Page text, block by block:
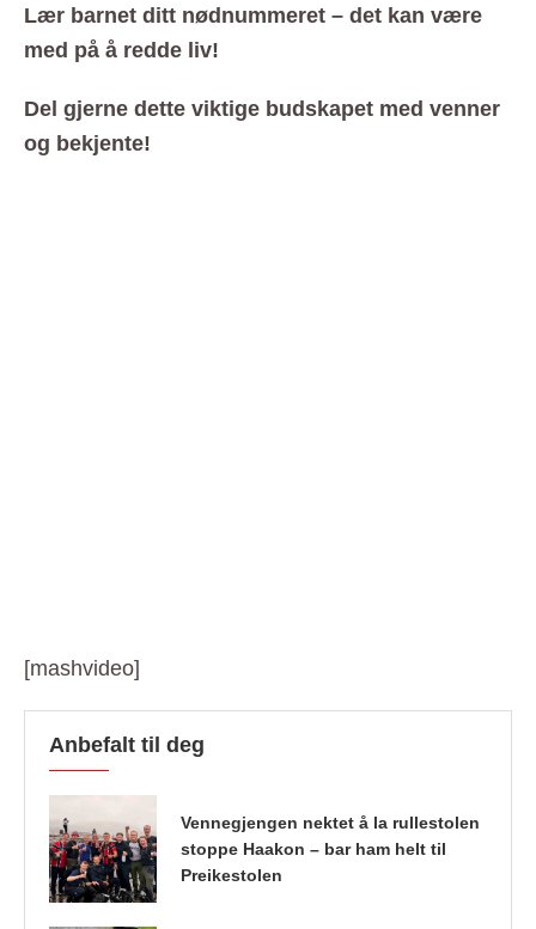
Lær barnet ditt nødnummeret – det kan være
med på å redde liv!
Del gjerne dette viktige budskapet med venner
og bekjente!
[mashvideo]
Anbefalt til deg
Vennegjengen nektet å la rullestolen
stoppe Haakon – bar ham helt til
Preikestolen